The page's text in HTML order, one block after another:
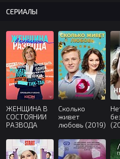
СЕРИАЛЫ
ЖЕНЩИНА В
СОСТОЯНИИ
РАЗВОДА
Сколько
живет
любовь (2019)